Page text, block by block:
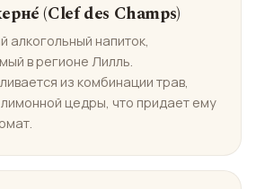
(Clef des Champs)
алкогольный напиток,
в регионе Лилль.
из комбинации трав,
цедры, что придает ему